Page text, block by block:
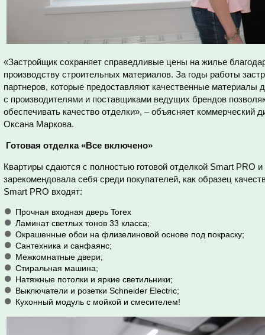
«Застройщик сохраняет справедливые цены на жилье
производству строительных материалов. За годы работы
партнеров, которые предоставляют качественные материалы
с производителями и поставщиками ведущих брендов
обеспечивать качество отделки», – объясняет коммерческий
Оксана Маркова.
Готовая отделка «Все включено»
Квартиры сдаются с полностью готовой отделкой Smart PRO
зарекомендовала себя среди покупателей, как образец
Smart PRO входят:
Прочная входная дверь Torex
Ламинат светлых тонов 33 класса;
Окрашенные обои на флизелиновой основе под покраску;
Сантехника и санфаянс;
Межкомнатные двери;
Стиральная машина;
Натяжные потолки и яркие светильники;
Выключатели и розетки Schneider Electric;
Кухонный модуль с мойкой и смесителем!